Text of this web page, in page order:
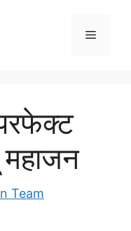
Menu
महाजन
Team